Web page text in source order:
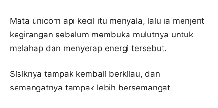
Mata unicorn api kecil itu menyala, lalu ia menjerit
kegirangan sebelum membuka mulutnya untuk
melahap dan menyerap energi tersebut.
Sisiknya tampak kembali berkilau, dan
semangatnya tampak lebih bersemangat.